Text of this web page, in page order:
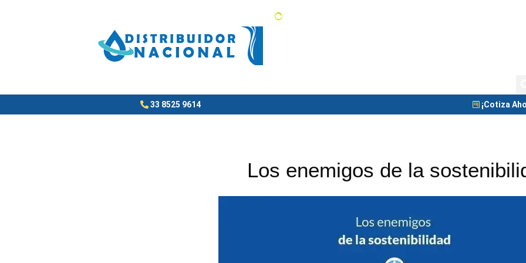
33 8525 9614 ¡Cotiza
Los enemigos de la